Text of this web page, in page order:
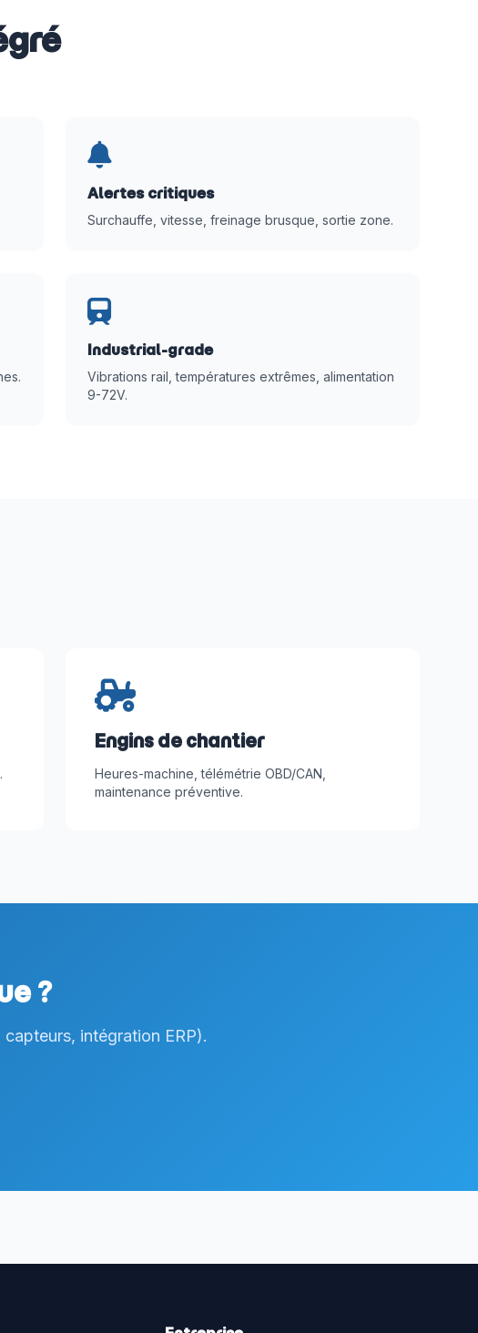
Alertes critiques
Surchauffe, vitesse, freinage brusque, sortie zone.
Industrial-grade
Vibrations rail, températures extrêmes, alimentation
9-72V.
Engins de chantier
Heures-machine, télémétrie OBD/CAN,
maintenance préventive.
?
intégration ERP).